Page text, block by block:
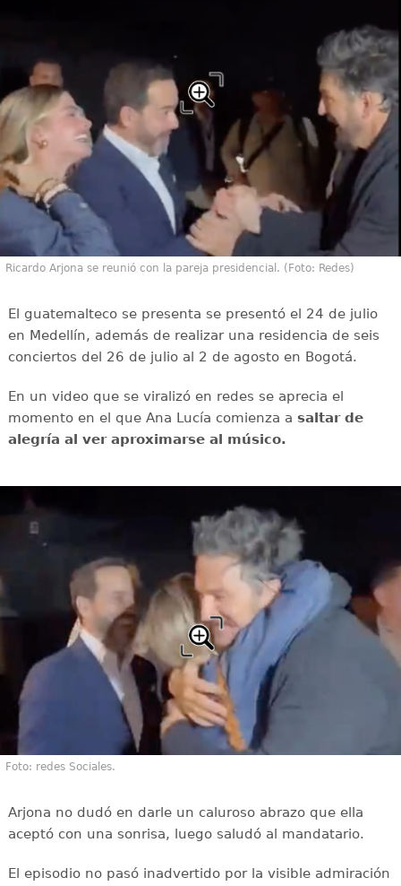
Ricardo Arjona se reunió con la pareja presidencial. (Foto: Redes)
El guatemalteco se presenta se presentó el 24 de julio
en Medellín, además de realizar una residencia de seis
conciertos del 26 de julio al 2 de agosto en Bogotá.
En un video que se viralizó en redes se aprecia el
momento en el que Ana Lucía comienza a saltar de
alegría al ver aproximarse al músico.
Foto: redes Sociales.
Arjona no dudó en darle un caluroso abrazo que ella
aceptó con una sonrisa, luego saludó al mandatario.
El episodio no pasó inadvertido por la visible admiración